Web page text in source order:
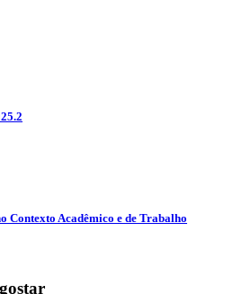
Contexto Acadêmico e de Trabalho